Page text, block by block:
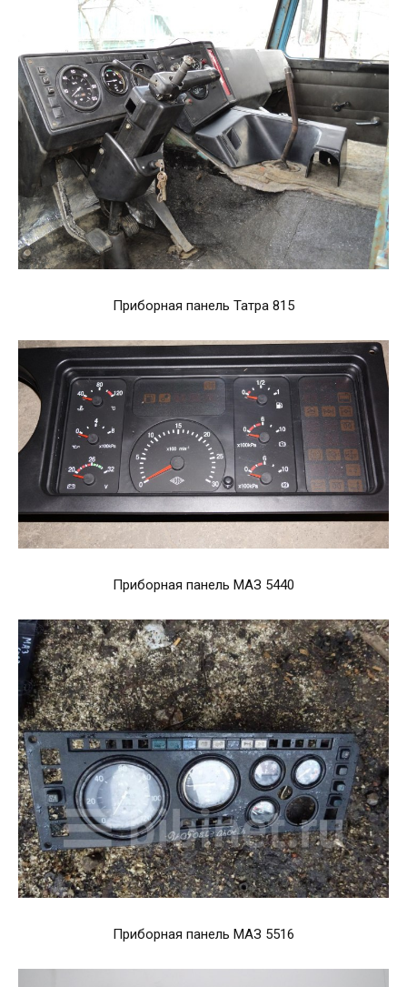
Приборная панель Татра 815
Приборная панель МАЗ 5440
Приборная панель МАЗ 5516